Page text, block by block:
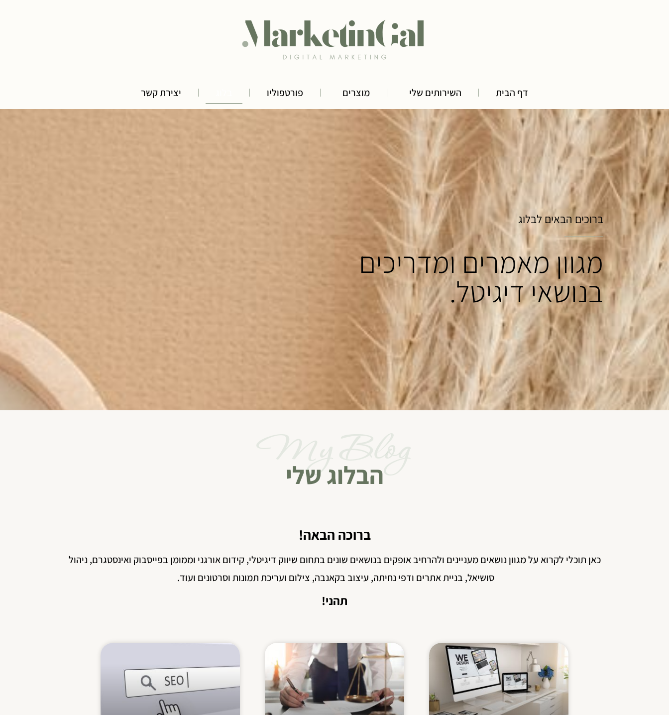
דף הבית השירותים שלי מוצרים פורטפוליו יצירת קשר
ברוכים הבאים לבלוג
מגוון מאמרים ומדריכים
בנושאי דיגיטל.
My Blog
הבלוג שלי
ברוכה הבאה!
כאן תוכלי לקרוא על מגוון נושאים מעניינים ולהרחיב אופקים בנושאים שונים בתחום שיווק דיגיטלי, קידום אורגני וממומן בפייסבוק ואינסטגרם, ניהול
סושיאל, בניית אתרים ודפי נחיתה, עיצוב בקאנבה, צילום ועריכת תמונות וסרטונים ועוד.
תהני!